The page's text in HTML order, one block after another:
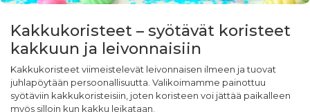
Kakkukoristeet – syötävät koristeet
kakkuun ja leivonnaisiin
Kakkukoristeet viimeistelevät leivonnaisen ilmeen ja tuovat
juhlapöytään persoonallisuutta. Valikoimamme painottuu
syötäviin kakkukoristeisiin, joten koristeen voi jättää paikalleen
myös silloin kun kakku leikataan.